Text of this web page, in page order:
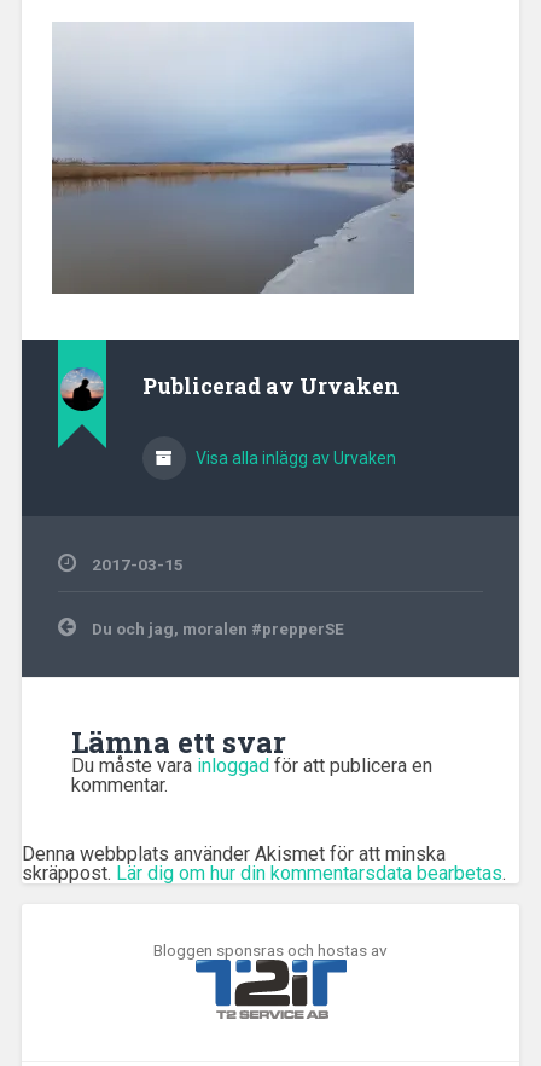
Publicerad av Urvaken
Visa alla inlägg av Urvaken
2017-03-15
Inläggsnavigering
Du och jag, moralen #prepperSE
Lämna ett svar
Du måste vara inloggad för att publicera en
kommentar.
Denna webbplats använder Akismet för att minska
skräppost. Lär dig om hur din kommentarsdata bearbetas.
Bloggen sponsras och hostas av